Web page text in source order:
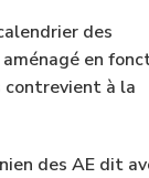
des
en
contrevient à la
des AE dit